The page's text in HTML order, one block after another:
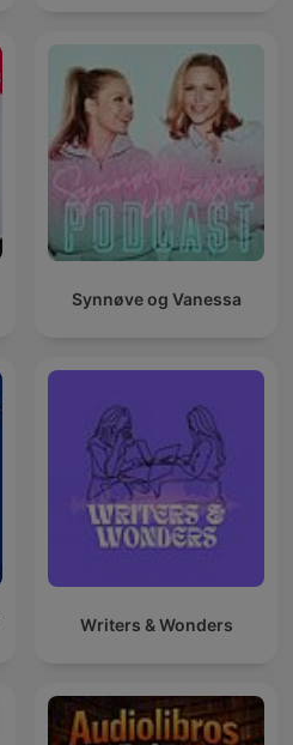
Synnøve og Vanessa
Writers & Wonders